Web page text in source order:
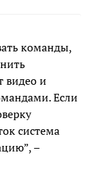
команды,
видео и
Если
система
–